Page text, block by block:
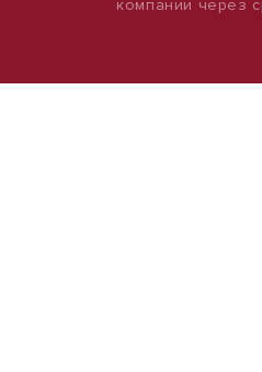
компании через